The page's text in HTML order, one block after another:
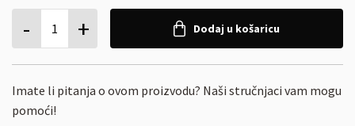
- 1 + Dodaj u košaricu
Imate li pitanja o ovom proizvodu? Naši stručnjaci vam mogu
pomoći!